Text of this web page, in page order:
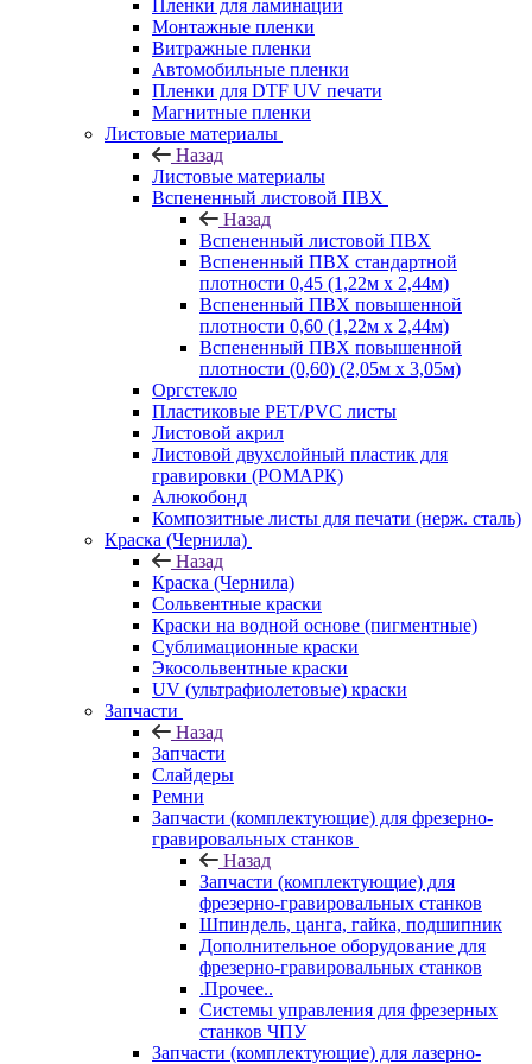
Пленки для ламинации
Монтажные пленки
Витражные пленки
Автомобильные пленки
Пленки для DTF UV печати
Магнитные пленки
Листовые материалы
Назад
Листовые материалы
Вспененный листовой ПВХ
Назад
Вспененный листовой ПВХ
Вспененный ПВХ стандартной
плотности 0,45 (1,22м х 2,44м)
Вспененный ПВХ повышенной
плотности 0,60 (1,22м х 2,44м)
Вспененный ПВХ повышенной
плотности (0,60) (2,05м х 3,05м)
Оргстекло
Пластиковые PET/PVC листы
Листовой акрил
Листовой двухслойный пластик для
гравировки (РОМАРК)
Алюкобонд
Композитные листы для печати (нерж. сталь)
Краска (Чернила)
Назад
Краска (Чернила)
Сольвентные краски
Краски на водной основе (пигментные)
Сублимационные краски
Экосольвентные краски
UV (ультрафиолетовые) краски
Запчасти
Назад
Запчасти
Слайдеры
Ремни
Запчасти (комплектующие) для фрезерно-
гравировальных станков
Назад
Запчасти (комплектующие) для
фрезерно-гравировальных станков
Шпиндель, цанга, гайка, подшипник
Дополнительное оборудование для
фрезерно-гравировальных станков
.Прочее..
Системы управления для фрезерных
станков ЧПУ
Запчасти (комплектующие) для лазерно-